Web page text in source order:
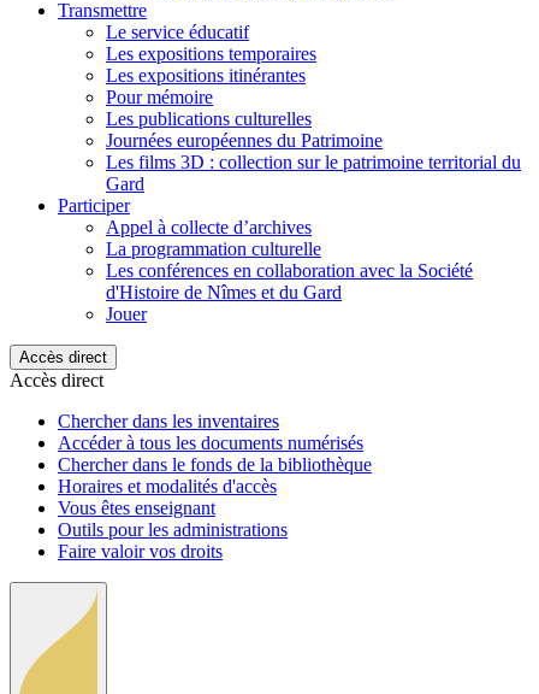
Transmettre
Le service éducatif
Les expositions temporaires
Les expositions itinérantes
Pour mémoire
Les publications culturelles
Journées européennes du Patrimoine
Les films 3D : collection sur le patrimoine territorial du
Gard
Participer
Appel à collecte d’archives
La programmation culturelle
Les conférences en collaboration avec la Société
d'Histoire de Nîmes et du Gard
Jouer
Accès direct
Accès direct
Chercher dans les inventaires
Accéder à tous les documents numérisés
Chercher dans le fonds de la bibliothèque
Horaires et modalités d'accès
Vous êtes enseignant
Outils pour les administrations
Faire valoir vos droits